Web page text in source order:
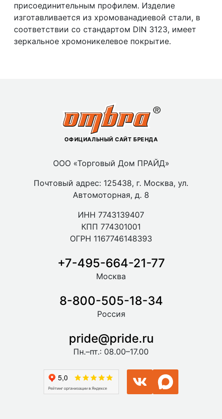
присоединительным профилем. Изделие
изготавливается из хромованадиевой стали, в
соответствии со стандартом DIN 3123, имеет
зеркальное хромоникелевое покрытие.
ОФИЦИАЛЬНЫЙ САЙТ БРЕНДА
ООО «Торговый Дом ПРАЙД»
Почтовый адрес: 125438, г. Москва, ул.
Автомоторная, д. 8
ИНН 7743139407
КПП 774301001
ОГРН 1167746148393
+7-495-664-21-77
Москва
8-800-505-18-34
Россия
pride@pride.ru
Пн.–пт.: 08.00–17.00